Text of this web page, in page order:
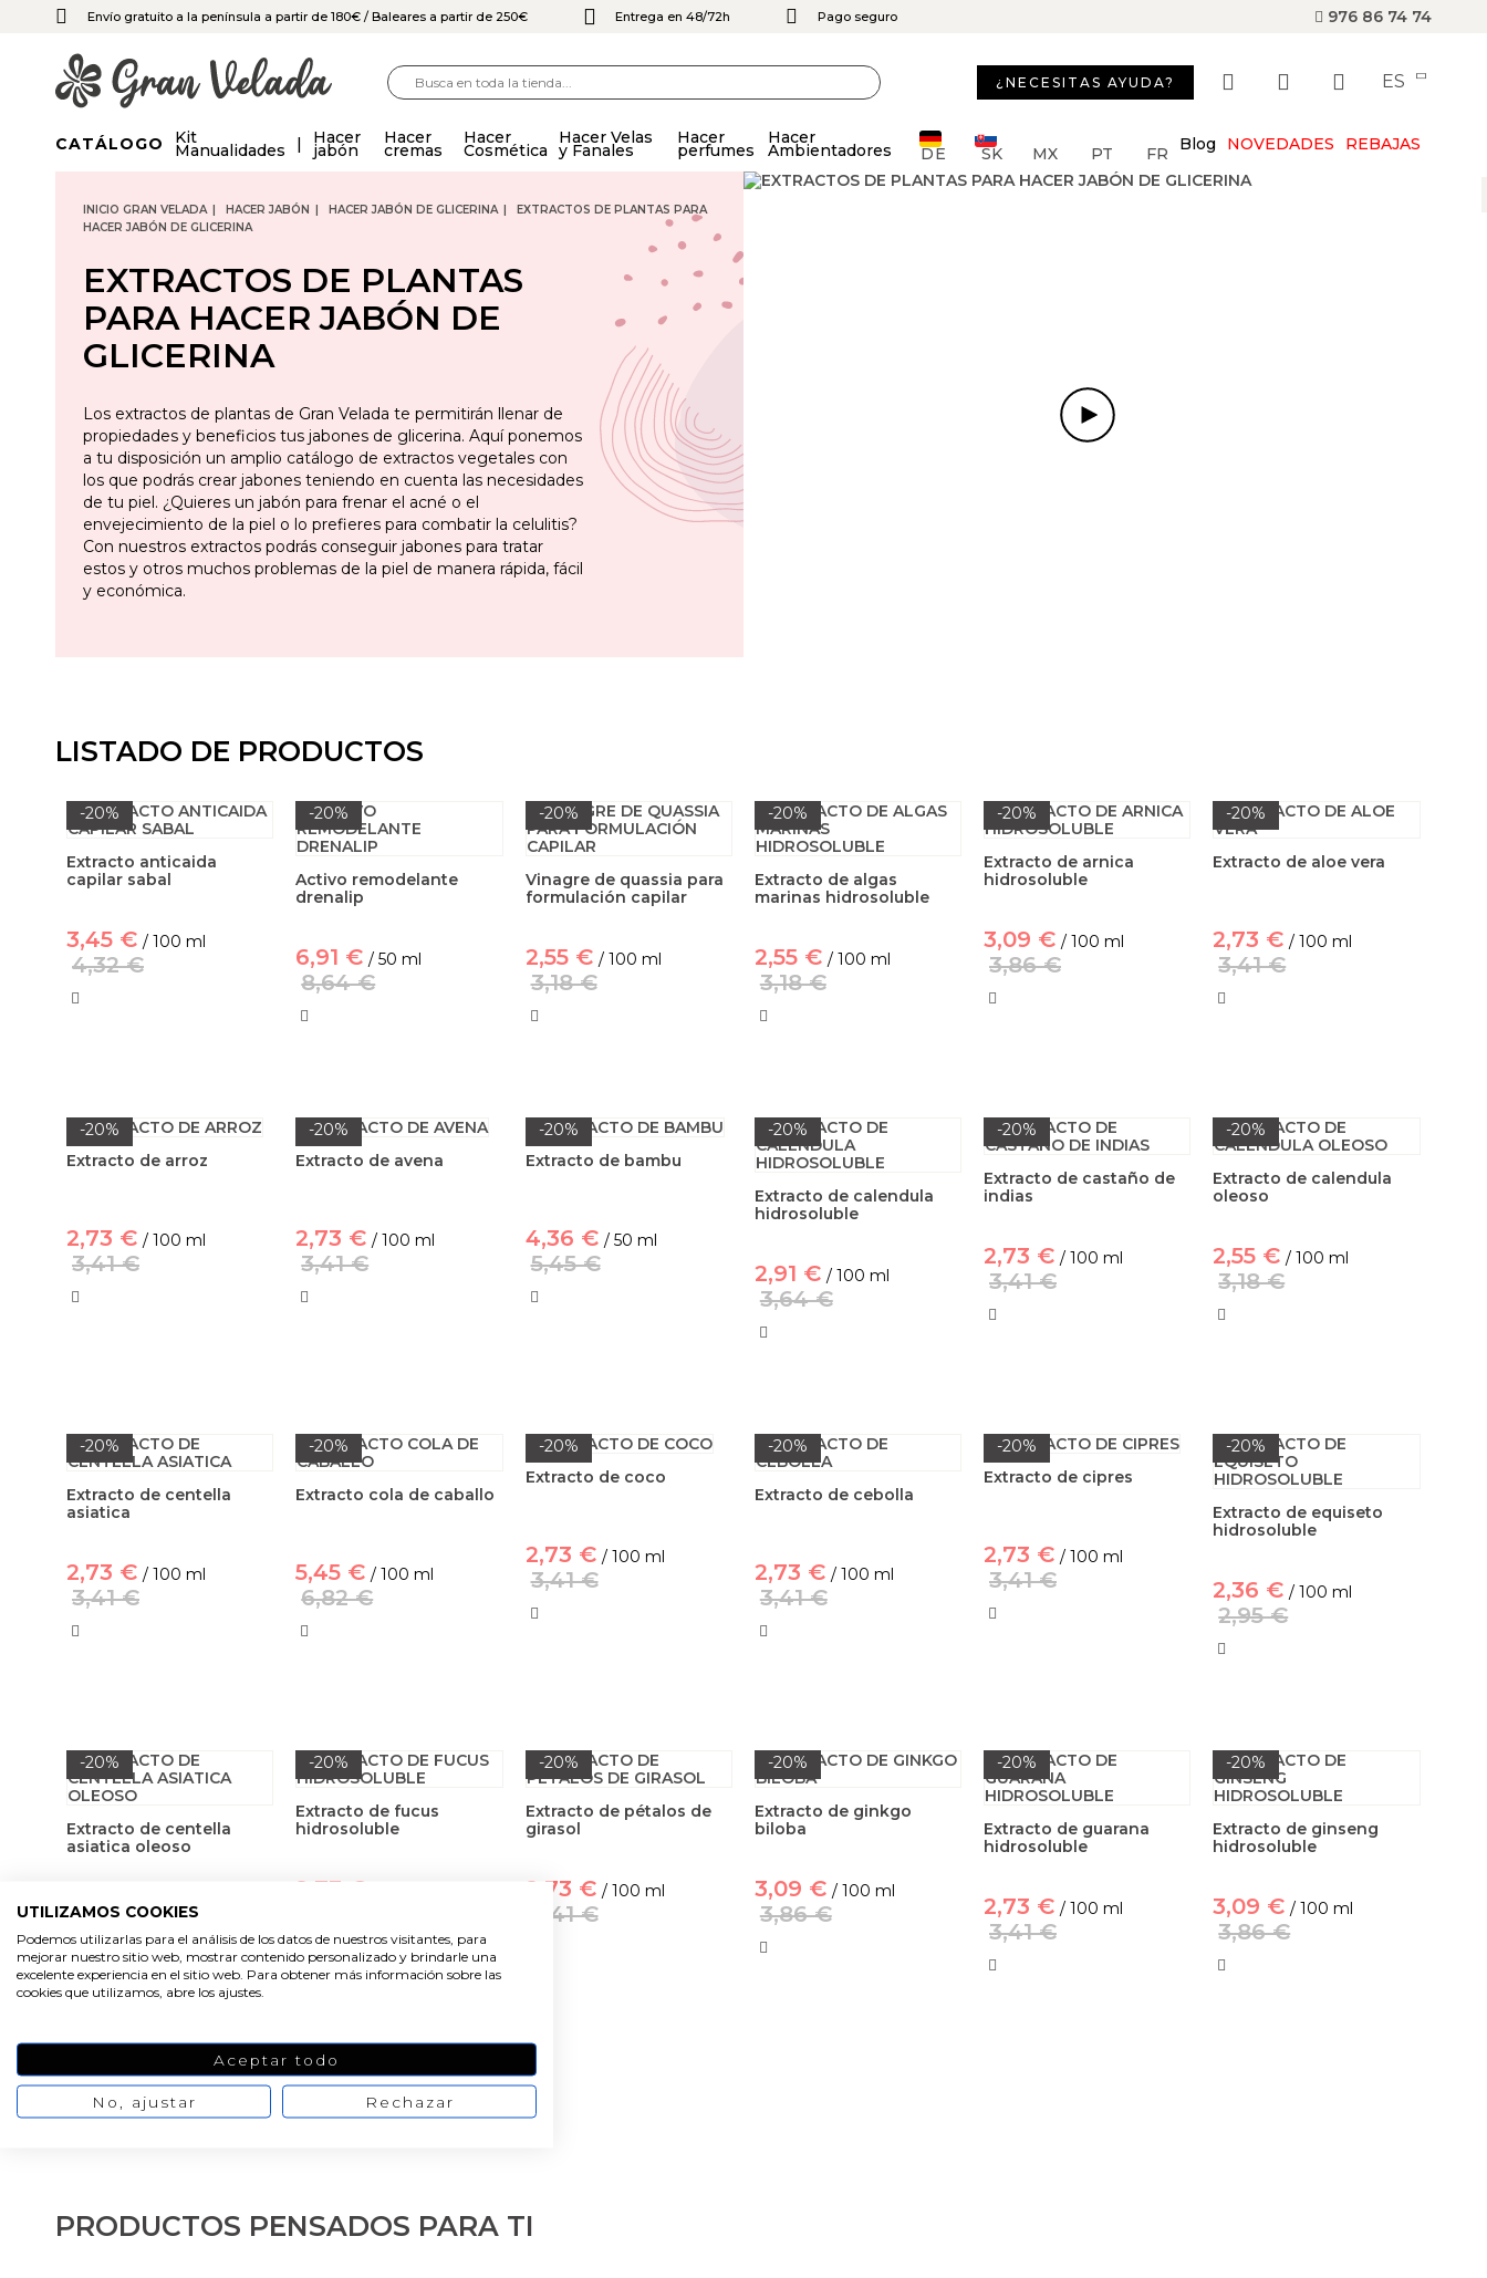
Envío gratuito a la península a partir de 180€ / Baleares a partir de 250€ Entrega en 48/72h Pago seguro 976 86 74 74
¿NECESITAS AYUDA? ES
CATÁLOGO Kit
Manualidades
Hacer
jabón
Hacer
cremas
Hacer
Cosmética
Hacer Velas
y Fanales
Hacer
perfumes
Hacer
Ambientadores DE SK MX PT FR Blog NOVEDADES REBAJAS
INICIO GRAN VELADA HACER JABÓN HACER JABÓN DE GLICERINA
EXTRACTOS DE PLANTAS PARA
HACER JABÓN DE GLICERINA
EXTRACTOS DE PLANTAS
PARA HACER JABÓN DE
GLICERINA
Los extractos de plantas de Gran Velada te permitirán llenar de
propiedades y beneficios tus jabones de glicerina. Aquí ponemos
a tu disposición un amplio catálogo de extractos vegetales con
los que podrás crear jabones teniendo en cuenta las necesidades
de tu piel. ¿Quieres un jabón para frenar el acné o el
envejecimiento de la piel o lo prefieres para combatir la celulitis?
Con nuestros extractos podrás conseguir jabones para tratar
estos y otros muchos problemas de la piel de manera rápida, fácil
y económica.
LISTADO DE PRODUCTOS
-20%
Extracto anticaida
capilar sabal
3,45 € / 100 ml
4,32 €
-20%
Activo remodelante
drenalip
6,91 € / 50 ml
8,64 €
-20%
Vinagre de quassia para
formulación capilar
2,55 € / 100 ml
3,18 €
-20%
Extracto de algas
marinas hidrosoluble
2,55 € / 100 ml
3,18 €
-20%
Extracto de arnica
hidrosoluble
3,09 € / 100 ml
3,86 €
-20%
Extracto de aloe vera
2,73 € / 100 ml
3,41 €
-20%
Extracto de arroz
2,73 € / 100 ml
3,41 €
-20%
Extracto de avena
2,73 € / 100 ml
3,41 €
-20%
Extracto de bambu
4,36 € / 50 ml
5,45 €
-20%
Extracto de calendula
hidrosoluble
2,91 € / 100 ml
3,64 €
-20%
Extracto de castaño de
indias
2,73 € / 100 ml
3,41 €
-20%
Extracto de calendula
oleoso
2,55 € / 100 ml
3,18 €
-20%
Extracto de centella
asiatica
2,73 € / 100 ml
3,41 €
-20%
Extracto cola de caballo
5,45 € / 100 ml
6,82 €
-20%
Extracto de coco
2,73 € / 100 ml
3,41 €
-20%
Extracto de cebolla
2,73 € / 100 ml
3,41 €
-20%
Extracto de cipres
2,73 € / 100 ml
3,41 €
-20%
Extracto de equiseto
hidrosoluble
2,36 € / 100 ml
2,95 €
-20%
Extracto de centella
asiatica oleoso
2,73 € / 100 ml
3,41 €
-20%
Extracto de fucus
hidrosoluble
2,73 €
-20%
Extracto de pétalos de
girasol
2,73 € / 100 ml
3,41 €
-20%
Extracto de ginkgo
biloba
3,09 € / 100 ml
3,86 €
-20%
Extracto de guarana
hidrosoluble
2,73 € / 100 ml
3,41 €
-20%
Extracto de ginseng
hidrosoluble
3,09 € / 100 ml
3,86 €
1 2 3 4 5 6 … 10
PRODUCTOS PENSADOS PARA TI
UTILIZAMOS COOKIES
Podemos utilizarlas para el análisis de los datos de nuestros visitantes, para
mejorar nuestro sitio web, mostrar contenido personalizado y brindarle una
excelente experiencia en el sitio web. Para obtener más información sobre las
cookies que utilizamos, abre los ajustes.
Aceptar todo
No, ajustar Rechazar